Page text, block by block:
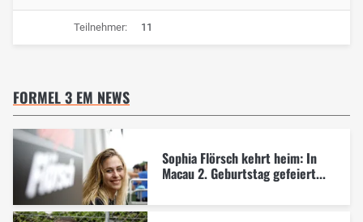
Teilnehmer: 11
FORMEL 3 EM NEWS
Sophia Flörsch kehrt heim: In
Macau 2. Geburtstag gefeiert...